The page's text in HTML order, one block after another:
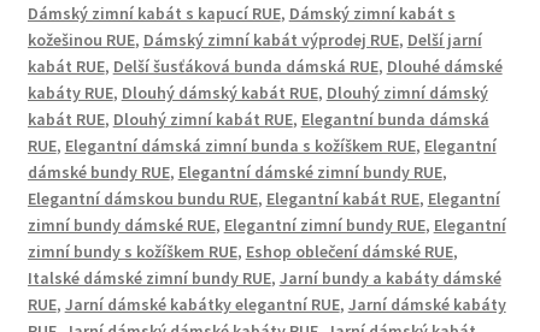
Dámský zimní kabát s kapucí RUE, Dámský zimní kabát s
kožešinou RUE, Dámský zimní kabát výprodej RUE, Delší jarní
kabát RUE, Delší šusťáková bunda dámská RUE, Dlouhé dámské
kabáty RUE, Dlouhý dámský kabát RUE, Dlouhý zimní dámský
kabát RUE, Dlouhý zimní kabát RUE, Elegantní bunda dámská
RUE, Elegantní dámská zimní bunda s kožíškem RUE, Elegantní
dámské bundy RUE, Elegantní dámské zimní bundy RUE,
Elegantní dámskou bundu RUE, Elegantní kabát RUE, Elegantní
zimní bundy dámské RUE, Elegantní zimní bundy RUE, Elegantní
zimní bundy s kožíškem RUE, Eshop oblečení dámské RUE,
Italské dámské zimní bundy RUE, Jarní bundy a kabáty dámské
RUE, Jarní dámské kabátky elegantní RUE, Jarní dámské kabáty